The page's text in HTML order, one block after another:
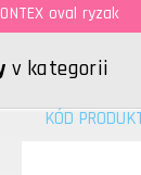
oval ryzak
v kategorii
KÓD